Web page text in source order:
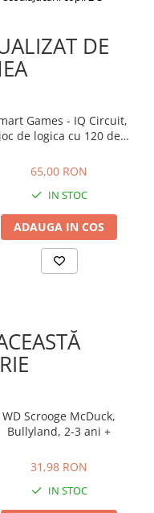
DE
Games - IQ Circuit,
joc de logica cu 120 de
65,00 RON
IN STOC
ADAUGA IN COS
WD Scrooge McDuck,
Bullyland, 2-3 ani +
31,98 RON
IN STOC